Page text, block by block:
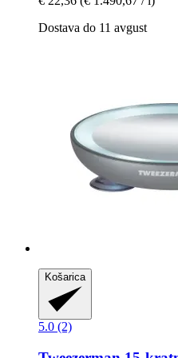
Dostava do 11 avgust
Košarica
5.0 (2)